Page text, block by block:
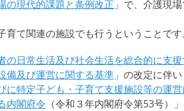
の現代的課題と条例改正 」で、介護現
て関連の施設でも行うということです
の日常生活及び社会生活を総合的に支
備及び運営に関する基準 」の改定に伴
に特定子ども・子育て支援施設等の運
内閣府令 （令和３年内閣府令第53号）